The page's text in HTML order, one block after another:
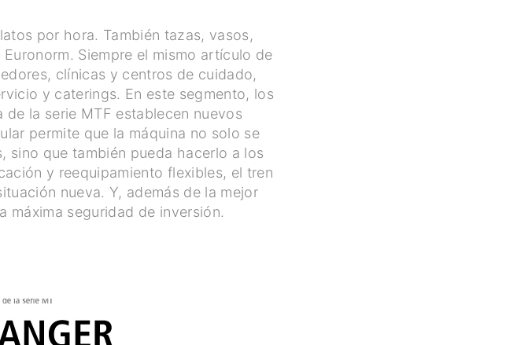
por hora. También tazas, vasos,
Siempre el mismo artículo de
clínicas y centros de cuidado,
y caterings. En este segmento, los
la serie MTF establecen nuevos
permite que la máquina no solo se
sino que también pueda hacerlo a los
y reequipamiento flexibles, el tren
nueva. Y, además de la mejor
máxima seguridad de inversión.